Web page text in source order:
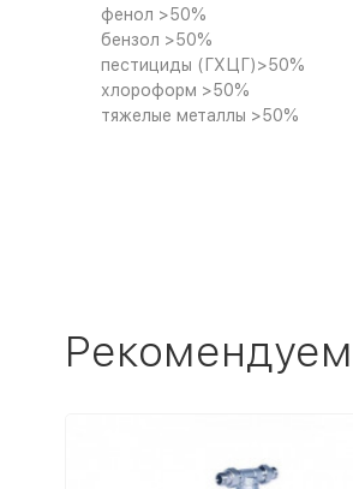
фенол >50%
бензол >50%
пестициды (ГХЦГ)>50%
хлороформ >50%
тяжелые металлы >50%
Рекомендуем